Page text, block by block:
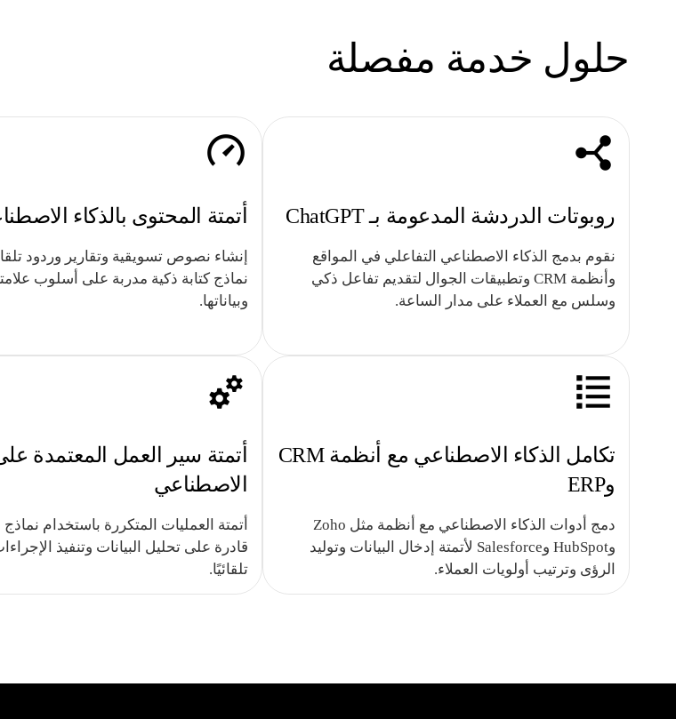
حلول خدمة مفصلة
روبوتات الدردشة المدعومة بـ ChatGPT
نقوم بدمج الذكاء الاصطناعي التفاعلي في المواقع
وأنظمة CRM وتطبيقات الجوال لتقديم تفاعل ذكي
وسلس مع العملاء على مدار الساعة.
أتمتة المحتوى بالذكاء
إنشاء نصوص تسويقية وتقارير وردود
نماذج كتابة ذكية مدربة على أسلوب
وبياناتها.
تكامل الذكاء الاصطناعي مع أنظمة CRM
وERP
دمج أدوات الذكاء الاصطناعي مع أنظمة مثل Zoho
وHubSpot وSalesforce لأتمتة إدخال البيانات وتوليد
الرؤى وترتيب أولويات العملاء.
أتمتة سير العمل المعتمدة
الاصطناعي
أتمتة العمليات المتكررة باستخدام
قادرة على تحليل البيانات وتنفيذ
تلقائيًا.